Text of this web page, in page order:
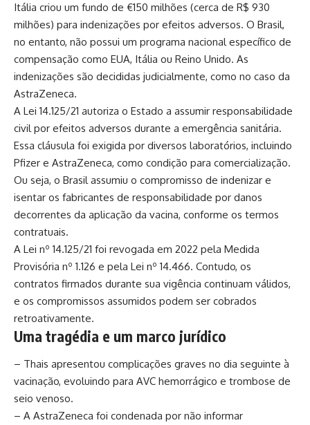
Itália criou um fundo de €150 milhões (cerca de R$ 930
milhões) para indenizações por efeitos adversos. O Brasil,
no entanto, não possui um programa nacional específico de
compensação como EUA, Itália ou Reino Unido. As
indenizações são decididas judicialmente, como no caso da
AstraZeneca.
A Lei 14.125/21 autoriza o Estado a assumir responsabilidade
civil por efeitos adversos durante a emergência sanitária.
Essa cláusula foi exigida por diversos laboratórios, incluindo
Pfizer e AstraZeneca, como condição para comercialização.
Ou seja, o Brasil assumiu o compromisso de indenizar e
isentar os fabricantes de responsabilidade por danos
decorrentes da aplicação da vacina, conforme os termos
contratuais.
A Lei nº 14.125/21 foi revogada em 2022 pela Medida
Provisória nº 1.126 e pela Lei nº 14.466. Contudo, os
contratos firmados durante sua vigência continuam válidos,
e os compromissos assumidos podem ser cobrados
retroativamente.
Uma tragédia e um marco jurídico
– Thais apresentou complicações graves no dia seguinte à
vacinação, evoluindo para AVC hemorrágico e trombose de
seio venoso.
– A AstraZeneca foi condenada por não informar